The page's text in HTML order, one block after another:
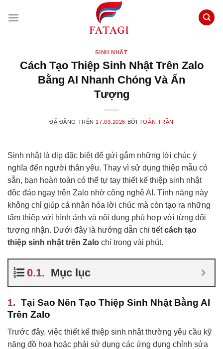
đến
SINH NHẬT
Cách Tạo Thiệp Sinh Nhật Trên Zalo
Bằng AI Nhanh Chóng Và Ấn
Tượng
ĐÃ ĐĂNG TRÊN 17.03.2026 BỞI TOÀN TRẦN
Sinh nhật là dịp đặc biệt để gửi gắm những lời chúc ý
nghĩa đến người thân yêu. Thay vì sử dụng thiệp mẫu có
sẵn, bạn hoàn toàn có thể tự tay thiết kế thiệp sinh nhật
độc đáo ngay trên Zalo nhờ công nghệ AI. Tính năng này
không chỉ giúp cá nhân hóa lời chúc mà còn tạo ra những
tấm thiệp với hình ảnh và nội dung phù hợp với từng đối
tượng nhận. Dưới đây là hướng dẫn chi tiếtcách tạo
thiệp sinh nhật trên Zalo chỉ trong vài phút.
Mục lục
Tại Sao Nên Tạo Thiệp Sinh Nhật Bằng AI
Trên Zalo
Trước đây, việc thiết kế thiệp sinh nhật thường yêu cầu kỹ
năng đồ họa hoặc phải sử dụng các ứng dụng chỉnh sửa